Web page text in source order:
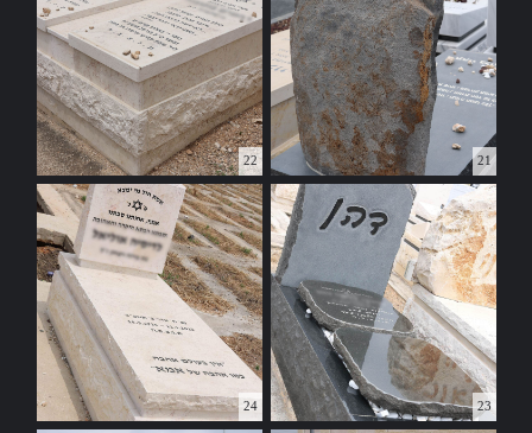
21
22
23
24